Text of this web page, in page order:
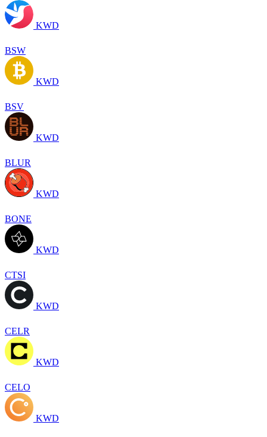
KWD
BSW
KWD
BSV
KWD
BLUR
KWD
BONE
KWD
CTSI
KWD
CELR
KWD
CELO
KWD